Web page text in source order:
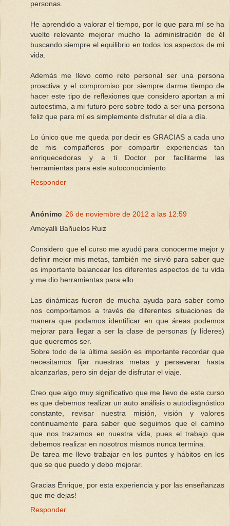
personas.
He aprendido a valorar el tiempo, por lo que para mí se ha
vuelto relevante mejorar mucho la administración de él
buscando siempre el equilibrio en todos los aspectos de mi
vida.
Además me llevo como reto personal ser una persona
proactiva y el compromiso por siempre darme tiempo de
hacer este tipo de reflexiones que considero aportan a mi
autoestima, a mi futuro pero sobre todo a ser una persona
feliz que para mí es simplemente disfrutar el día a día.
Lo único que me queda por decir es GRACIAS a cada uno
de mis compañeros por compartir experiencias tan
enriquecedoras y a ti Doctor por facilitarme las
herramientas para este autoconocimiento
Responder
Anónimo 26 de noviembre de 2012 a las 12:59
Ameyalli Bañuelos Ruiz
Considero que el curso me ayudó para conocerme mejor y
definir mejor mis metas, también me sirvió para saber que
es importante balancear los diferentes aspectos de tu vida
y me dio herramientas para ello.
Las dinámicas fueron de mucha ayuda para saber como
nos comportamos a través de diferentes situaciones de
manera que podamos identificar en que áreas podemos
mejorar para llegar a ser la clase de personas (y líderes)
que queremos ser.
Sobre todo de la última sesión es importante recordar que
necesitamos fijar nuestras metas y perseverar hasta
alcanzarlas, pero sin dejar de disfrutar el viaje.
Creo que algo muy significativo que me llevo de este curso
es que debemos realizar un auto análisis o autodiagnóstico
constante, revisar nuestra misión, visión y valores
continuamente para saber que seguimos que el camino
que nos trazamos en nuestra vida, pues el trabajo que
debemos realizar en nosotros mismos nunca termina.
De tarea me llevo trabajar en los puntos y hábitos en los
que se que puedo y debo mejorar.
Gracias Enrique, por esta experiencia y por las enseñanzas
que me dejas!
Responder